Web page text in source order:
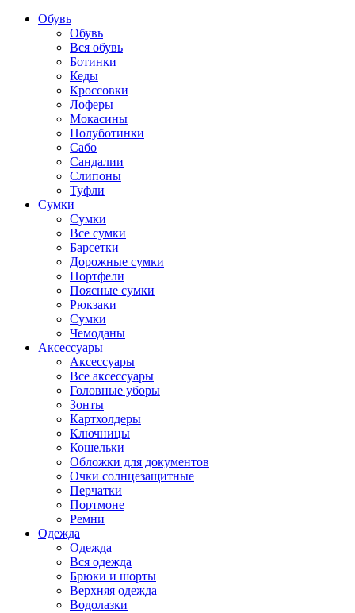
Обувь
Обувь
Вся обувь
Ботинки
Кеды
Кроссовки
Лоферы
Мокасины
Полуботинки
Сабо
Сандалии
Слипоны
Туфли
Сумки
Сумки
Все сумки
Барсетки
Дорожные сумки
Портфели
Поясные сумки
Рюкзаки
Сумки
Чемоданы
Аксессуары
Аксессуары
Все аксессуары
Головные уборы
Зонты
Картхолдеры
Ключницы
Кошельки
Обложки для документов
Очки солнцезащитные
Перчатки
Портмоне
Ремни
Одежда
Одежда
Вся одежда
Брюки и шорты
Верхняя одежда
Водолазки